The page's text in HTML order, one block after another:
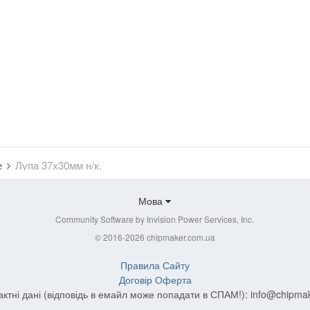
Лупа 37х30мм н/к.
Мова
Community Software by Invision Power Services, Inc.
© 2016-2026 chipmaker.com.ua
Правила Сайту
Договір Оферта
дані (відповідь в емайл може попадати в СПАМ!):